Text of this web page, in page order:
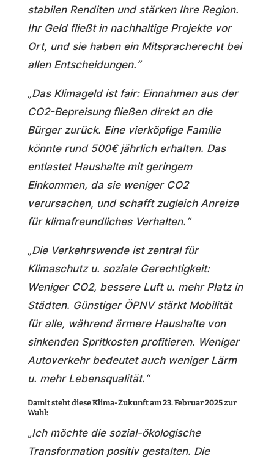
stabilen Renditen und stärken Ihre Region.
Ihr Geld fließt in nachhaltige Projekte vor
Ort, und sie haben ein Mitspracherecht bei
allen Entscheidungen.“
„Das Klimageld ist fair: Einnahmen aus der
CO2-Bepreisung fließen direkt an die
Bürger zurück. Eine vierköpfige Familie
könnte rund 500€ jährlich erhalten. Das
entlastet Haushalte mit geringem
Einkommen, da sie weniger CO2
verursachen, und schafft zugleich Anreize
für klimafreundliches Verhalten.“
„Die Verkehrswende ist zentral für
Klimaschutz u. soziale Gerechtigkeit:
Weniger CO2, bessere Luft u. mehr Platz in
Städten. Günstiger ÖPNV stärkt Mobilität
für alle, während ärmere Haushalte von
sinkenden Spritkosten profitieren. Weniger
Autoverkehr bedeutet auch weniger Lärm
u. mehr Lebensqualität.“
Damit steht diese Klima-Zukunft am 23. Februar 2025 zur
Wahl:
„Ich möchte die sozial-ökologische
Transformation positiv gestalten. Die